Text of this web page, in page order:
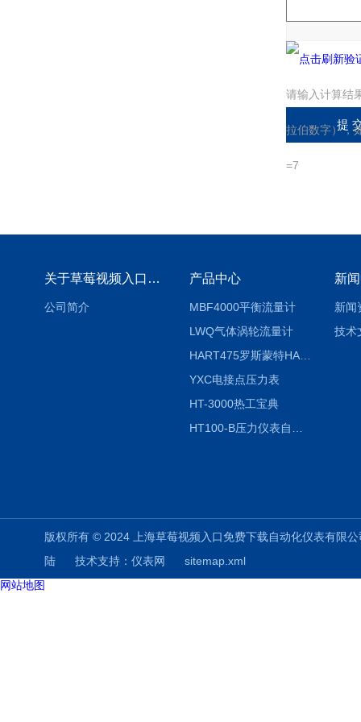
请输入计算结
拉伯数字），如
=7
关于草莓视频入口免费下载
公司简介
产品中心
MBF4000平衡流量计
LWQ气体涡轮流量计
HART475罗斯蒙特HART475手操器
YXC电接点压力表
HT-3000热工宝典
新
新闻
技术
版权所有 © 2024 上海草莓视频入口免费下载自动化仪表有
陆 技术支持： 仪表网
sitemap.xml
网站地图